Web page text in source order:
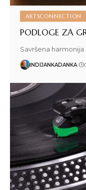
ARTSCONNECTION
PODLOGE ZA
Savršena
INDIJANKADANKA